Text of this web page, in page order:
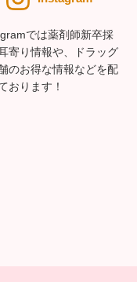
では薬剤師新卒採
寄り情報や、ドラッグ
のお得な情報などを配
おります！